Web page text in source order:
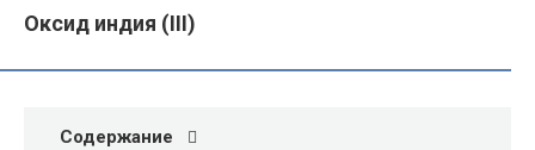
Оксид индия (III)
Содержание